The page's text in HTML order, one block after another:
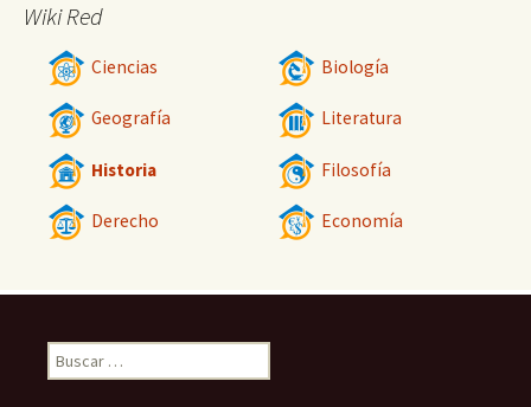
Wiki Red
Ciencias Biología
Geografía Literatura
Historia Filosofía
Derecho Economía
Buscar: